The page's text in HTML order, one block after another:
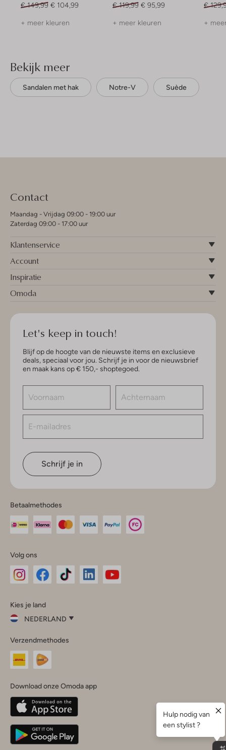
€ 149,99 € 104,99
+ meer kleuren
€ 119,99 € 95,99
+ meer kleuren
€
+
Bekijk meer
Sandalen met hak Notre-V Suède
Contact
Maandag - Vrijdag 09:00 - 19:00 uur
Zaterdag 09:00 - 17:00 uur
Klantenservice
Account
Inspiratie
Omoda
Let's keep in touch!
Blijf op de hoogte van de nieuwste items en exclusieve
deals, speciaal voor jou. Schrijf je in voor de nieuwsbrief
en maak kans op € 150,- shoptegoed.
Schrijf je in
Betaalmethodes
Volg ons
InstagramFacebook
Kies je land
NEDERLAND
je
land
Nederland
Belgique(Français)
Deutschland
Verzendmethodes
Download onze Omoda app